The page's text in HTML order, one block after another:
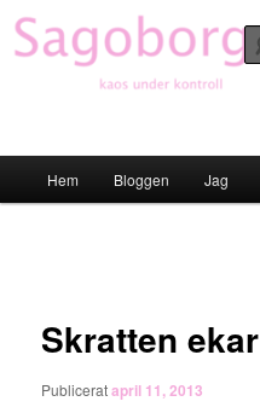
Hoppa
till
primärt
Hem Bloggen Jag
Skratten ekar
Publiceratapril 11, 2013